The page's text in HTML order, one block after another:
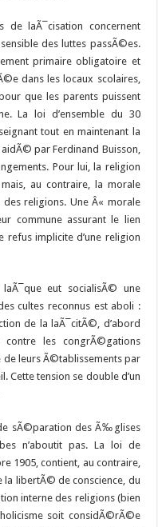
de laÃ¯cisation concernent
des luttes passÃ©es.
primaire obligatoire et
dans les locaux scolaires,
que les parents puissent
La loi d’ensemble du 30
tout en maintenant la
aidÃ© par Ferdinand Buisson,
Pour lui, la religion
au contraire, la morale
religions. Une Â« morale
commune assurant le lien
implicite d’une religion
eut socialisÃ© une
cultes reconnus est aboli :
de la laÃ¯citÃ©, d’abord
les congrÃ©gations
de leurs Ã©tablissements par
tension se double d’un
sÃ©paration des Ã‰glises
n’aboutit pas. La loi de
1905, contient, au contraire,
libertÃ© de conscience, du
interne des religions (bien
soit considÃ©rÃ©e